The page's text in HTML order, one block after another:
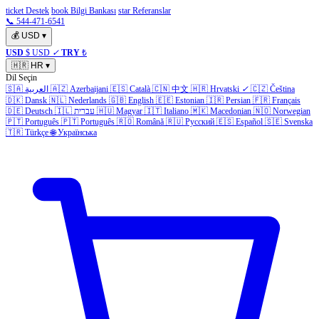
ticket Destek book Bilgi Bankası star Referanslar
📞 544-471-6541
💰 USD ▾
USD $ USD ✓ TRY ₺
🇭🇷 HR ▾
Dil Seçin
🇸🇦 العربية 🇦🇿 Azerbaijani 🇪🇸 Català 🇨🇳 中文 🇭🇷 Hrvatski ✓ 🇨🇿 Čeština
🇩🇰 Dansk 🇳🇱 Nederlands 🇬🇧 English 🇪🇪 Estonian 🇮🇷 Persian 🇫🇷 Français
🇩🇪 Deutsch 🇮🇱 עברית 🇭🇺 Magyar 🇮🇹 Italiano 🇲🇰 Macedonian 🇳🇴 Norwegian
🇵🇹 Português 🇵🇹 Português 🇷🇴 Română 🇷🇺 Русский 🇪🇸 Español 🇸🇪 Svenska
🇹🇷 Türkçe 🌐 Українська